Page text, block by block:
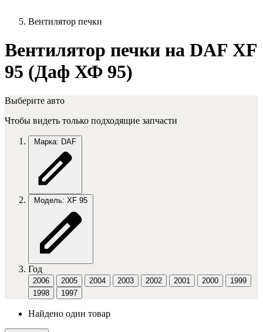
Вентилятор печки
Вентилятор печки на DAF XF
95 (Даф ХФ 95)
Выберите авто
Чтобы видеть только подходящие запчасти
Марка: DAF
Модель: XF 95
Год
2006 2005 2004 2003 2002 2001 2000
1999
1998
1997
Найдено один товар